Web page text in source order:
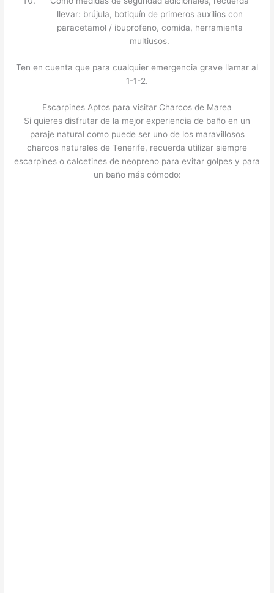
llevar: brújula, botiquín de primeros auxilios con
paracetamol / ibuprofeno, comida, herramienta
multiusos.
Ten en cuenta que para cualquier emergencia grave llamar al
1-1-2.
Escarpines Aptos para visitar Charcos de Marea
Si quieres disfrutar de la mejor experiencia de baño en un
paraje natural como puede ser uno de los maravillosos
charcos naturales de Tenerife, recuerda utilizar siempre
escarpines o calcetines de neopreno para evitar golpes y para
un baño más cómodo: